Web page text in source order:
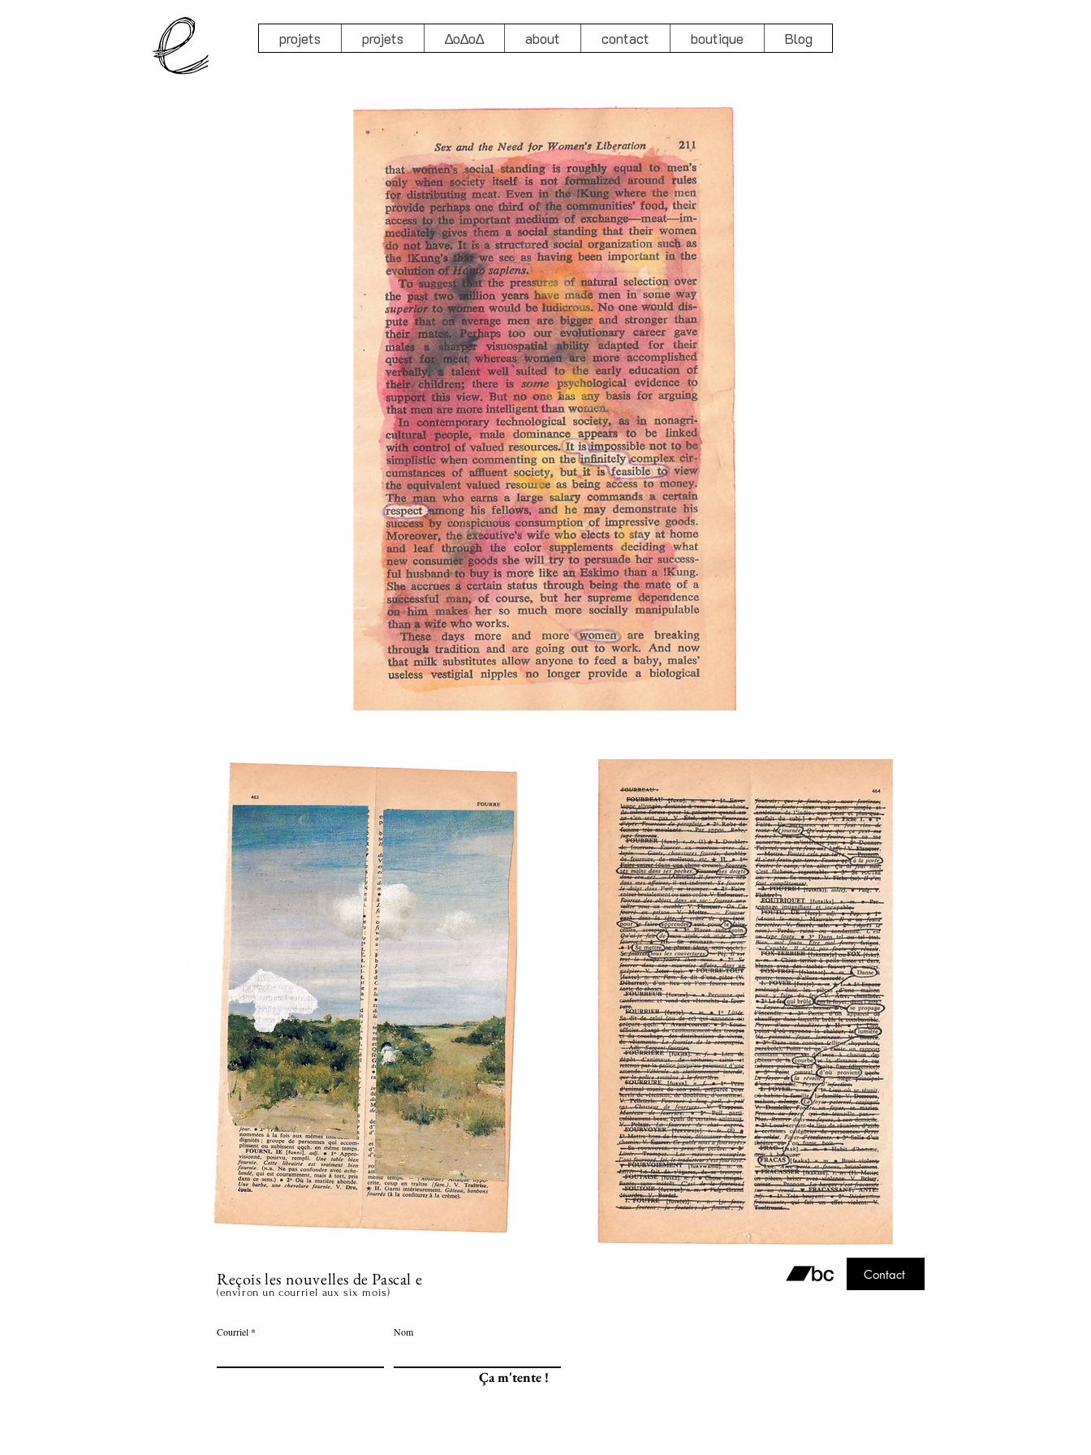
projets projets ∆o∆o∆ about contact boutique Blog
Reçois les nouvelles de Pascal e
(environ un courriel aux six mois)
Courriel Nom
Ça m'tente !
Contact